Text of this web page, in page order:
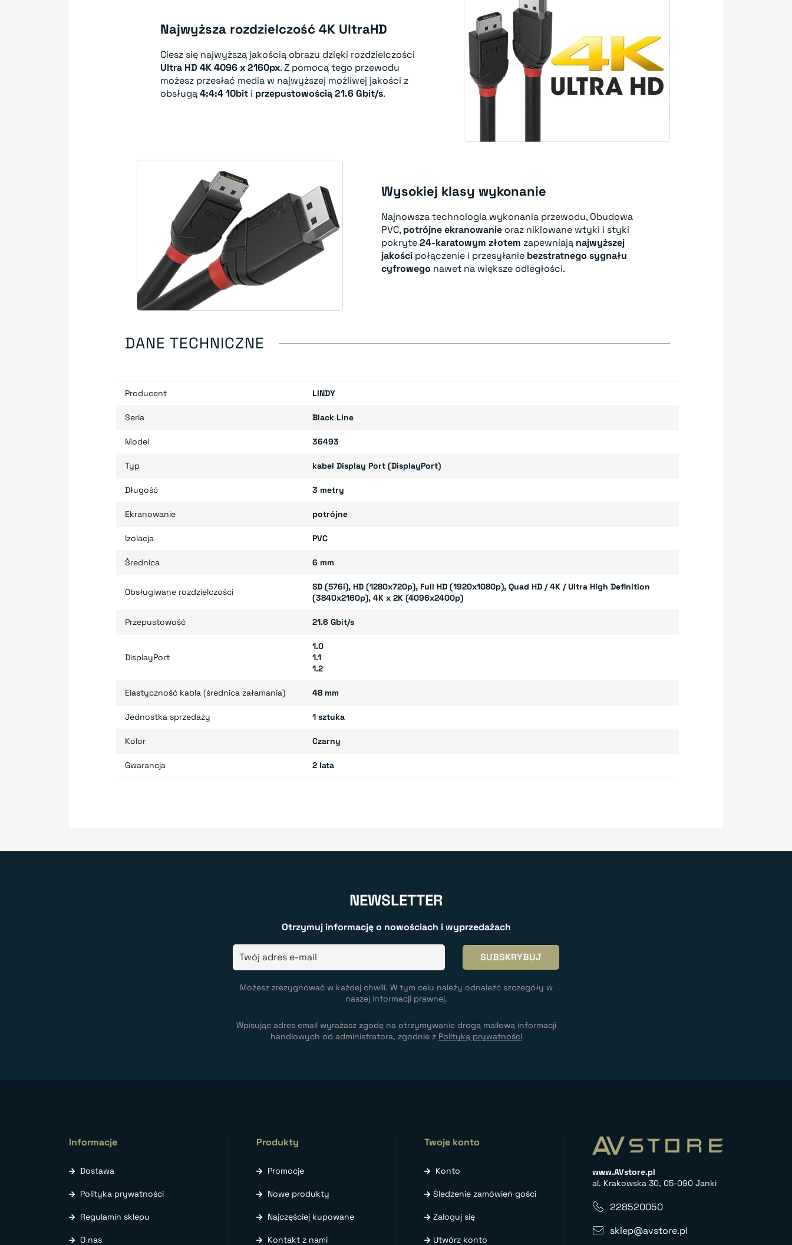
Najwyższa rozdzielczość 4K UltraHD
Ciesz się najwyższą jakością obrazu dzięki rozdzielczości
Ultra HD 4K 4096 x 2160px. Z pomocą tego przewodu
możesz przesłać media w najwyższej możliwej jakości z
obsługą4:4:4 10bit i przepustowością 21.6 Gbit/s.
Wysokiej klasy wykonanie
Najnowsza technologia wykonania przewodu, Obudowa
PVC, potrójneekranowanie oraz niklowane wtyki i styki
pokryte24-karatowym złotem zapewniają najwyższej
jakości połączenie i przesyłanie bezstratnego sygnału
cyfrowego nawet na większe odległości.
DANE TECHNICZNE
Producent LINDY
Seria Black Line
Model 36493
Typ kabel Display Port (DisplayPort)
Długość 3 metry
Ekranowanie potrójne
Izolacja PVC
Średnica 6 mm
Obsługiwane rozdzielczości
SD (576i), HD (1280x720p), Full HD (1920x1080p), Quad HD / 4K / Ultra High Definition
(3840x2160p), 4K x 2K (4096x2400p)
Przepustowość 21.6 Gbit/s
DisplayPort
1.0
1.1
1.2
Elastyczność kabla (średnica załamania) 48 mm
Jednostka sprzedaży 1 sztuka
Kolor Czarny
Gwarancja 2 lata
NEWSLETTER
Otrzymuj informację o nowościach i wyprzedażach
Możesz zrezygnować w każdej chwili. W tym celu należy odnaleźć szczegóły w
naszej informacji prawnej.
Wpisując adres email wyrażasz zgodę na otrzymywanie drogą mailową informacji
handlowych od administratora, zgodnie z Polityką prywatności
Informacje
Dostawa
Polityka prywatności
Regulamin sklepu
O nas
Produkty
Promocje
Nowe produkty
Najczęściej kupowane
Kontakt z nami
Twoje konto
Konto
Śledzenie zamówień gości
Zaloguj się
Utwórz konto
www.AVstore.pl
al. Krakowska 30, 05-090 Janki
228520050
sklep@avstore.pl